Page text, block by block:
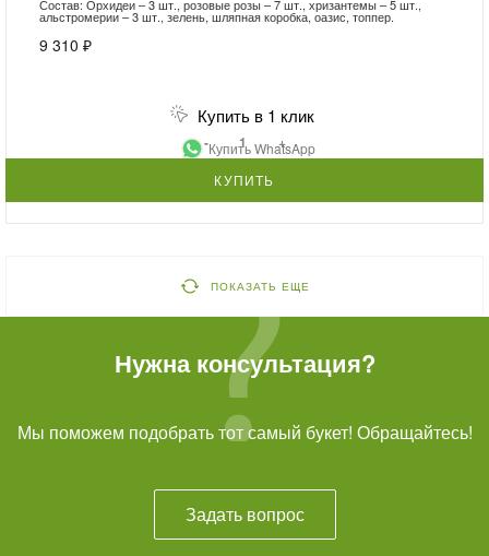
Состав: Орхидеи – 3 шт., розовые розы – 7 шт., хризантемы – 5 шт.,
альстромерии – 3 шт., зелень, шляпная коробка, оазис, топпер.
9 310 ₽
Купить в 1 клик
Купить WhatsApp
- +
КУПИТЬ
ПОКАЗАТЬ ЕЩЕ
Нужна консультация?
Мы поможем подобрать тот самый букет! Обращайтесь!
Задать вопрос